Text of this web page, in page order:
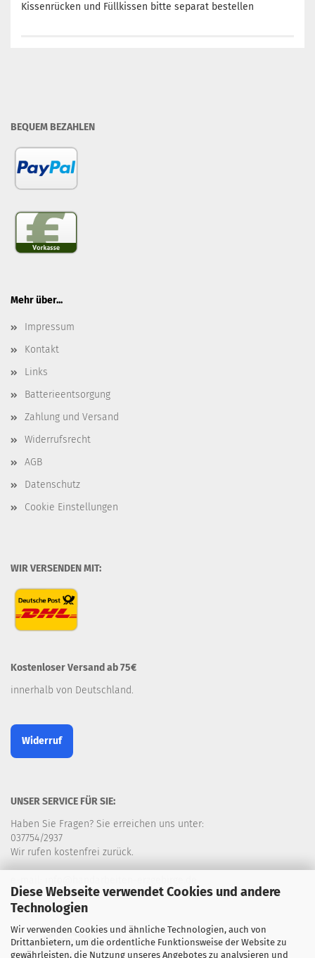
Diese Webseite verwendet Cookies und andere
Technologien
Wir verwenden Cookies und ähnliche Technologien, auch von
Drittanbietern, um die ordentliche Funktionsweise der Website zu
gewährleisten, die Nutzung unseres Angebotes zu analysieren und
Kissenrücken und Füllkissen bitte separat bestellen
BEQUEM BEZAHLEN
Mehr über...
Impressum
Kontakt
Links
Batterieentsorgung
Zahlung und Versand
Widerrufsrecht
AGB
Datenschutz
Cookie Einstellungen
WIR VERSENDEN MIT:
Kostenloser Versand ab 75€
innerhalb von Deutschland.
Widerruf
UNSER SERVICE FÜR SIE:
Haben Sie Fragen? Sie erreichen uns unter:
037754/2937
Wir rufen kostenfrei zurück.